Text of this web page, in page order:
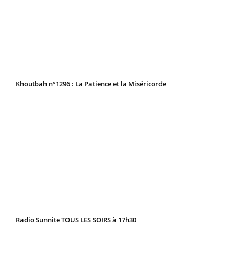
Khoutbah n°1296 : La Patience et la Miséricorde
Radio Sunnite TOUS LES SOIRS à 17h30